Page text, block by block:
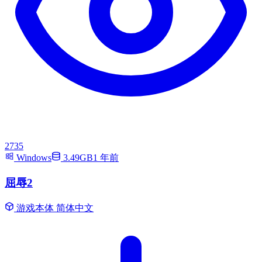
2735
Windows
3.49GB1 年前
屈辱2
游戏本体 简体中文